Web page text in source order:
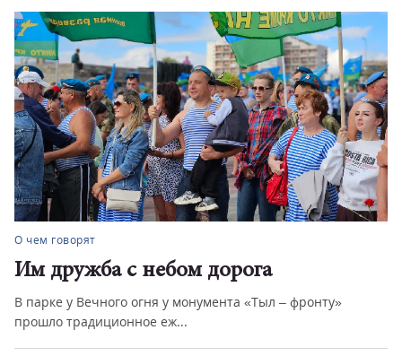
О чем говорят
Им дружба с небом дорога
В парке у Вечного огня у монумента «Тыл – фронту»
прошло традиционное еж...